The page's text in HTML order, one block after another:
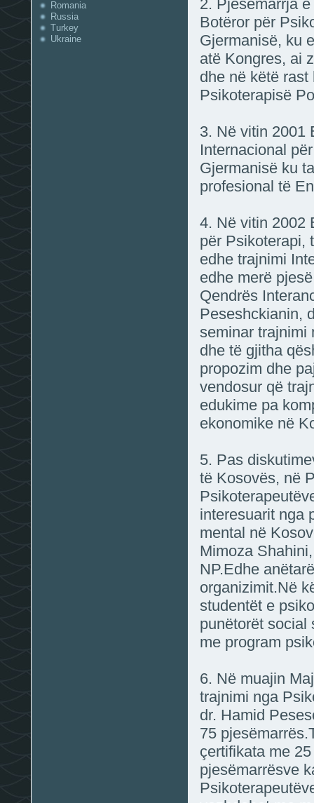
Romania
Russia
Turkey
Ukraine
2. Pjesëmarrja
Botëror për
Gjermanisë, ku
atë Kongres, ai
dhe në këtë
Psikoterapisë
3. Në vitin 2001
Internacional
Gjermanisë ku
profesional të
4. Në vitin 2002
për Psikoterapi,
edhe trajnimi
edhe merë
Qendrës
Peseshckianin,
seminar trajnimi
dhe të gjitha
propozim dhe
vendosur që
edukime pa
ekonomike në
5. Pas
të Kosovës, në
interesuarit nga
mental në
Mimoza
NP.Edhe
organizimit.Në
studentët e
punëtorët social
me program
6. Në muajin
trajnimi nga
dr. Hamid
75
çertifikata me
pjesëmarrësve